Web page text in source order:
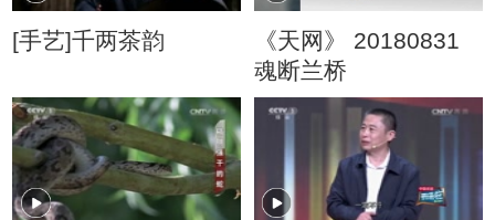
[手艺]千两茶韵
《天网》 20180831
魂断兰桥